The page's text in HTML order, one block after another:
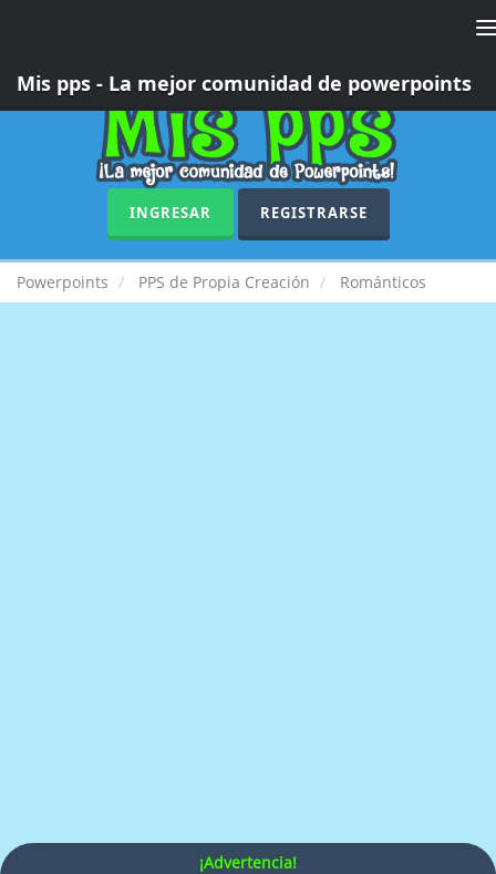
Mis pps - La mejor comunidad de powerpoints
INGRESAR REGISTRARSE
Powerpoints PPS de Propia Creación Románticos
¡Advertencia!